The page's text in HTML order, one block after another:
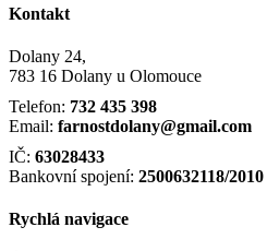
Kontakt
Dolany 24,
783 16 Dolany u Olomouce
Telefon: 732 435 398
Email: farnostdolany@gmail.com
IČ: 63028433
Bankovní spojení: 2500632118/2010
Rychlá navigace